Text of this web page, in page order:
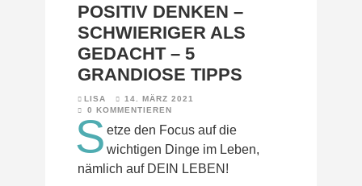
POSITIV DENKEN –
SCHWIERIGER ALS
GEDACHT – 5
GRANDIOSE TIPPS
LISA
14. MÄRZ 2021
0 KOMMENTIEREN
S etze den Focus auf die
wichtigen Dinge im Leben,
nämlich auf DEIN LEBEN!